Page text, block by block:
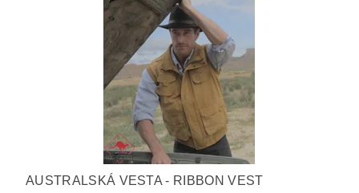
AUSTRALSKÁ VESTA - RIBBON VEST